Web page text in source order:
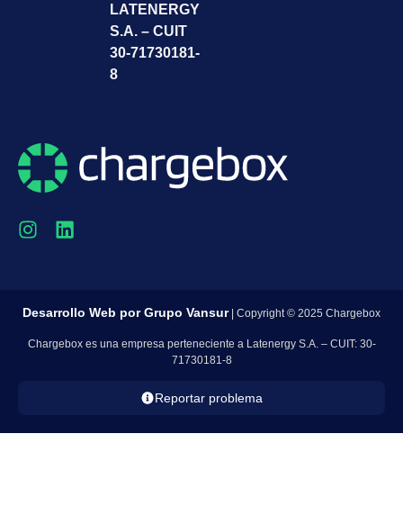
LATENERGY
S.A. – CUIT
30-71730181-
8
Desarrollo Web porGrupo Vansur| Copyright © 2025 Chargebox
Chargebox es una empresa perteneciente a Latenergy S.A. – CUIT: 30-
71730181-8
Reportar problema